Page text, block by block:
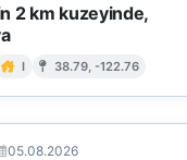
2 km kuzeyinde,
I 38.79, -122.76
05.08.2026